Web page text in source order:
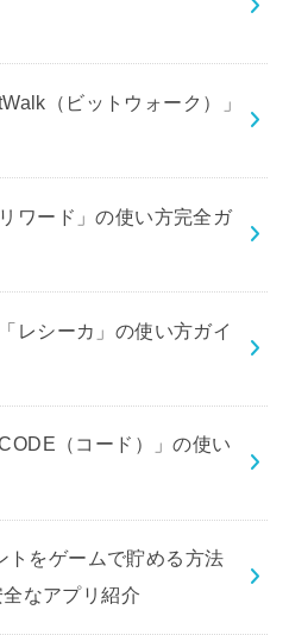
（ビットウォーク）」
ワード」の使い方完全ガ
レシーカ」の使い方ガイ
（コード）」の使い
トをゲームで貯める方法
なアプリ紹介